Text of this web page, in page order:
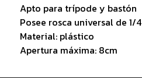
Apto para trípode y bastón
Posee rosca universal de 1/4
Material: plástico
Apertura máxima: 8cm